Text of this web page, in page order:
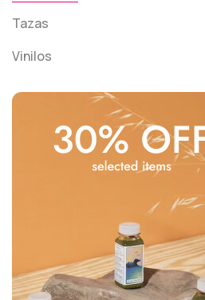
Tazas
Vinilos